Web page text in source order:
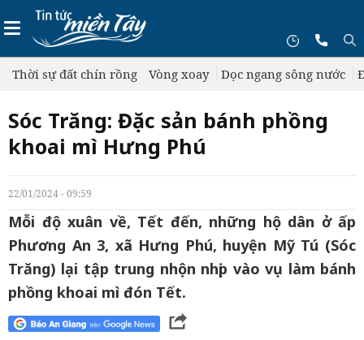
Thời sự đất chín rồng Vòng xoay Dọc ngang sông nước
Sóc Trăng: Đặc sản bánh phồng
khoai mì Hưng Phú
22/01/2024 - 09:59
Mỗi độ xuân về, Tết đến, những hộ dân ở ấp
Phương An 3, xã Hưng Phú, huyện Mỹ Tú (Sóc
Trăng) lại tập trung nhộn nhịp vào vụ làm bánh
phồng khoai mì đón Tết.